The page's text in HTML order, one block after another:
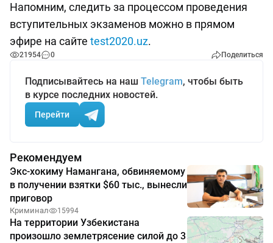
Напомним, следить за процессом проведения
вступительных экзаменов можно в прямом
эфире на сайте test2020.uz.
21954 0 Поделиться
Подписывайтесь на наш Telegram, чтобы быть
в курсе последних новостей.
Перейти
Рекомендуем
Экс-хокиму Намангана, обвиняемому
в получении взятки $60 тыс., вынесли
приговор
Криминал 15994
На территории Узбекистана
произошло землетрясение силой до 3